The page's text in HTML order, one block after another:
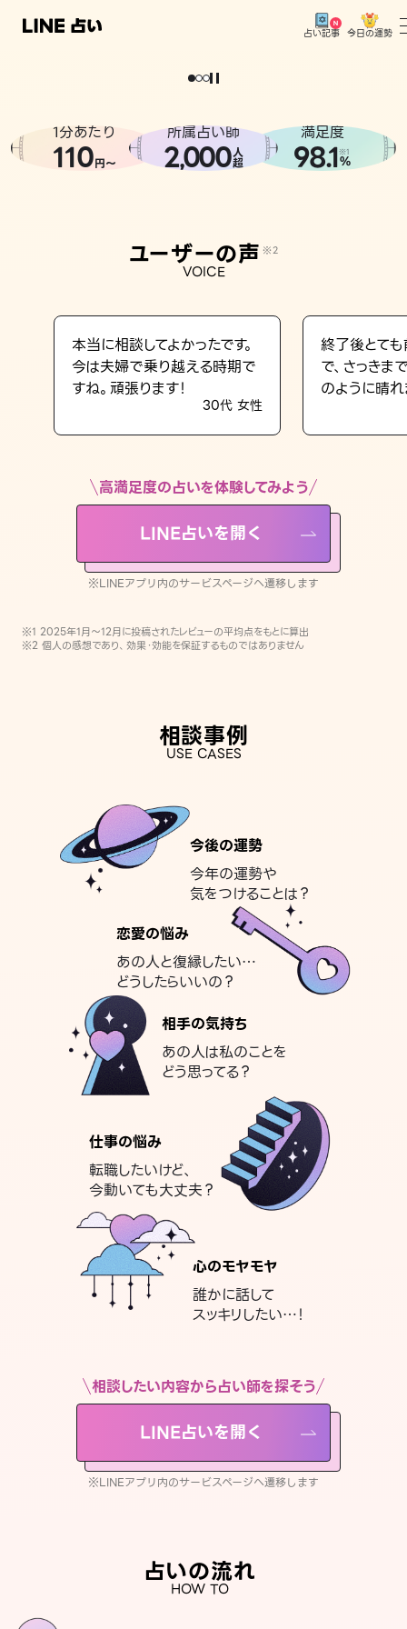
占い記事 今日の運勢
相談事例
LINE占いを開く
※LINEアプリ内のサービスページへ遷移します
どうせなら
。
1分あたり
110円〜
所属占い師
2,000人
超
満足度
98.1※1
%
ユーザーの声 ※2
VOICE
本当に相談してよかったです。
今は夫婦で乗り越える時期で
すね。頑張ります！
30代 女性
終了後とて
で、さっき
のように晴れ
高満足度の占いを体験してみよう
LINE占いを開く
※LINEアプリ内のサービスページへ遷移します
※1 2025年1月〜12月に投稿されたレビューの平均点をもとに算出
※2 個人の感想であり、効果・効能を保証するものではありません
相談事例
USE CASES
今後の運勢
今年の運勢や
気をつけることは？
恋愛の悩み
あの人と復縁したい…
どうしたらいいの？
相手の気持ち
あの人は私のことを
どう思ってる？
仕事の悩み
転職したいけど、
今動いても大丈夫？
心のモヤモヤ
誰かに話して
スッキリしたい…！
相談したい内容から占い師を探そう
LINE占いを開く
※LINEアプリ内のサービスページへ遷移します
占いの流れ
HOW TO